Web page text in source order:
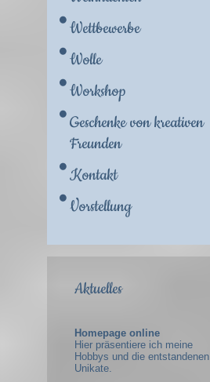
Wettbewerbe
Wolle
Workshop
Geschenke von kreativen
Freunden
Kontakt
Vorstellung
Aktuelles
Homepage online
Hier präsentiere ich meine
Hobbys und die entstandenen
Unikate.